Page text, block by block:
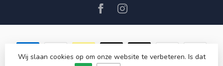
Wij slaan cookies op om onze website te verbeteren. Is dat